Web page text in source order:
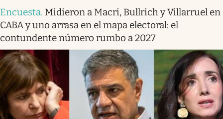
Encuesta. Midieron a Macri, Bullrich y Villarruel en
CABA y uno arrasa en el mapa electoral: el
contundente número rumbo a 2027